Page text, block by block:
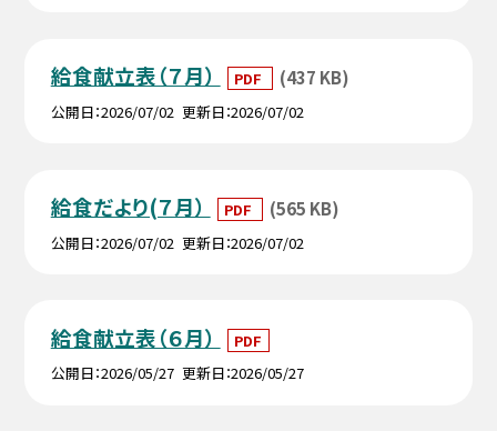
給食献立表（７月） PDF (437 KB)
公開日 2026/07/02 更新日 2026/07/02
給食だより(７月） PDF (565 KB)
公開日 2026/07/02 更新日 2026/07/02
給食献立表（６月）
PDF
公開日 2026/05/27 更新日 2026/05/27